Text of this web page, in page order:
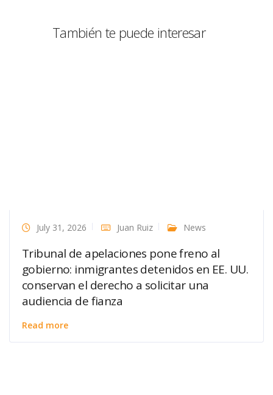
También te puede interesar
July 31, 2026 Juan Ruiz News
Tribunal de apelaciones pone freno al
gobierno: inmigrantes detenidos en EE. UU.
conservan el derecho a solicitar una
audiencia de fianza
Read more